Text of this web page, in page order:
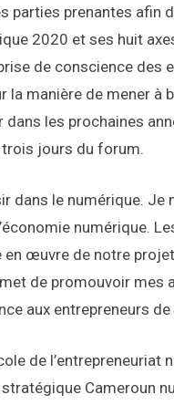
prenantes afin
2020 et ses huit
de conscience des
manière de mener à
les prochaines
trois jours du forum.
dans le numérique.
numérique.
œuvre de notre
de promouvoir mes
aux entrepreneurs de
de l’entrepreneuriat
Cameroun